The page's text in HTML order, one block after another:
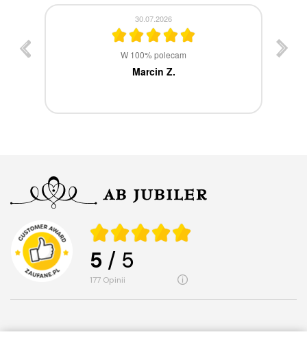
30.07.2026
W 100% polecam
Marcin Z.
5 / 5
177 opinii